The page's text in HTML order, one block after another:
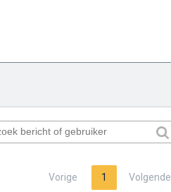
Vorige 1 Volgende